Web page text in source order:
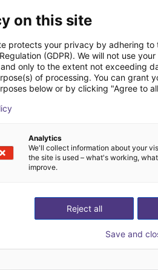
nam swoje wyzwanie
on this site
protects your privacy by adhering to
(GDPR). We will not use
only to the extent not exceeding
of processing. You can grant
below or by clicking "Agree to
Analytics
We'll collect information about your
the site is used – what's working,
improve.
Reject all
Save and